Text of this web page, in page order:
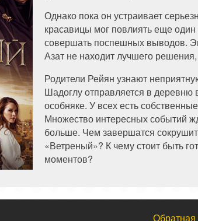
Однако пока он устраивает
красавицы мог повлиять еще один
совершать поспешных выводов.
Азат не находит лучшего
Родители Рейян узнают
Шадоглу отправляется в деревню
особняке. У всех есть
Множество интересных событий
больше. Чем завершатся
«Ветреный»? К чему стоит быть
моментов?
Обратная